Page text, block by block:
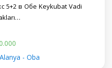
5+2 в Обе Keykubat Vadi
- Oba